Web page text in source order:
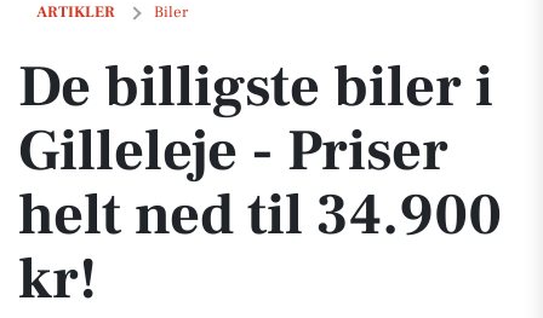
ARTIKLER Biler
De billigste biler i Gilleleje - Priser helt ned til 34.900 kr!
De billigste biler i
Gilleleje - Priser
helt ned til 34.900
kr!